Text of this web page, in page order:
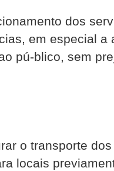
dos
em especial a
pú-blico, sem
o transporte
locais